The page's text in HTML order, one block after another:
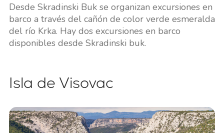
Desde Skradinski Buk se organizan excursiones en
barco a través del cañón de color verde esmeralda
del río Krka. Hay dos excursiones en barco
disponibles desde Skradinski buk.
Isla de Visovac